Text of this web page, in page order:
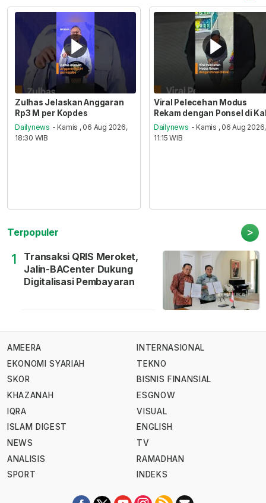
Zulhas Jelaskan Anggaran
Rp3 M per Kopdes
Dailynews - Kamis , 06 Aug 2026,
18:30 WIB
Viral Pelecehan Modus
Rekam dengan Ponsel di
Dailynews - Kamis , 06 Aug 2026,
11:15 WIB
Terpopuler >
1
Transaksi QRIS Meroket,
Jalin-BACenter Dukung
Digitalisasi Pembayaran
AMEERA
EKONOMI SYARIAH
SKOR
KHAZANAH
IQRA
ISLAM DIGEST
NEWS
ANALISIS
SPORT
INTERNASIONAL
TEKNO
BISNIS FINANSIAL
ESGNOW
VISUAL
ENGLISH
TV
RAMADHAN
INDEKS